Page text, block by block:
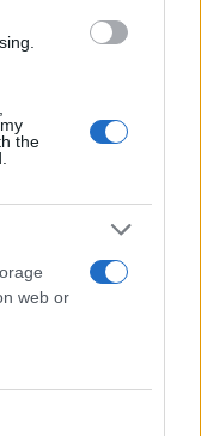
the
web or
τρόπο τους
του από μια
στο παρελθόν
του χωριού,
γυναίκα
ιάματα με
στη Χρύσω»,
από όλους